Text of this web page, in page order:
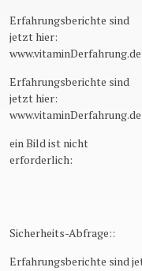
Erfahrungsberichte sind
jetzt hier:
Erfahrungsberichte sind
jetzt hier:
ein Bild ist nicht
erforderlich:
Sicherheits-Abfrage::
Erfahrungsberichte sind